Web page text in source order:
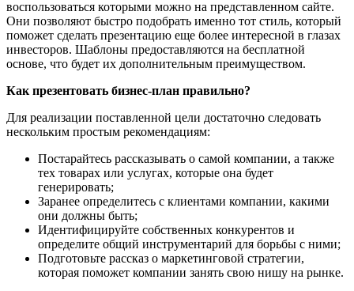
воспользоваться которыми можно на представленном сайте.
Они позволяют быстро подобрать именно тот стиль, который
поможет сделать презентацию еще более интересной в глазах
инвесторов. Шаблоны предоставляются на бесплатной
основе, что будет их дополнительным преимуществом.
Как презентовать бизнес-план правильно?
Для реализации поставленной цели достаточно следовать
нескольким простым рекомендациям:
Постарайтесь рассказывать о самой компании, а также
тех товарах или услугах, которые она будет
генерировать;
Заранее определитесь с клиентами компании, какими
они должны быть;
Идентифицируйте собственных конкурентов и
определите общий инструментарий для борьбы с ними;
Подготовьте рассказ о маркетинговой стратегии,
которая поможет компании занять свою нишу на рынке.